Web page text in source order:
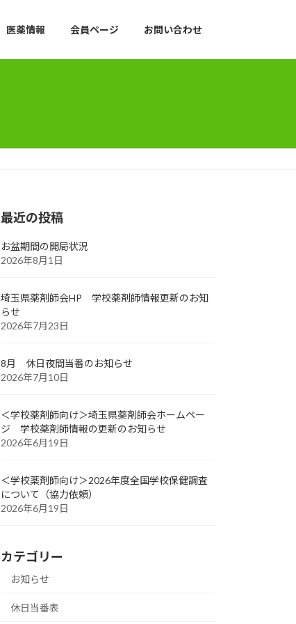
医薬情報 会員ページ お問い合わせ
最近の投稿
お盆期間の開局状況
2026年8月1日
埼玉県薬剤師会HP 学校薬剤師情報更新のお知
らせ
2026年7月23日
8月 休日夜間当番のお知らせ
2026年7月10日
＜学校薬剤師向け＞埼玉県薬剤師会ホームペー
ジ 学校薬剤師情報の更新のお知らせ
2026年6月19日
＜学校薬剤師向け＞2026年度全国学校保健調査
について（協力依頼）
2026年6月19日
カテゴリー
お知らせ
休日当番表